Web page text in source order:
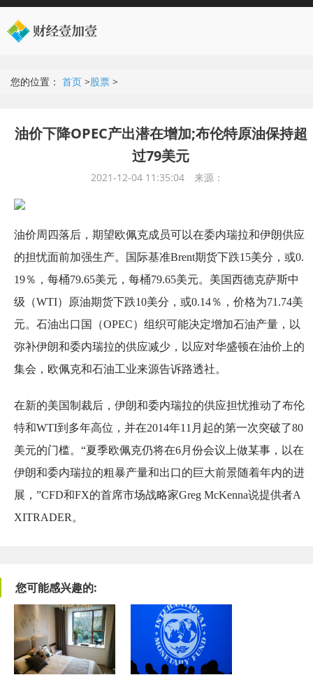
您的位置： 首页 >股票 >
油价下降OPEC产出潜在增加;布伦特原油保持超
过79美元
2021-12-04 11:35:04 来源：
油价周四落后，期望欧佩克成员可以在委内瑞拉和伊朗供应
的担忧面前加强生产。国际基准Brent期货下跌15美分，或0.
19％，每桶79.65美元，每桶79.65美元。美国西德克萨斯中
级（WTI）原油期货下跌10美分，或0.14％，价格为71.74美
元。石油出口国（OPEC）组织可能决定增加石油产量，以
弥补伊朗和委内瑞拉的供应减少，以应对华盛顿在油价上的
集会，欧佩克和石油工业来源告诉路透社。
在新的美国制裁后，伊朗和委内瑞拉的供应担忧推动了布伦
特和WTI到多年高位，并在2014年11月起的第一次突破了80
美元的门槛。“夏季欧佩克仍将在6月份会议上做某事，以在
伊朗和委内瑞拉的粗暴产量和出口的巨大前景随着年内的进
展，”CFD和FX的首席市场战略家Greg McKenna说提供者A
XITRADER。
您可能感兴趣的: